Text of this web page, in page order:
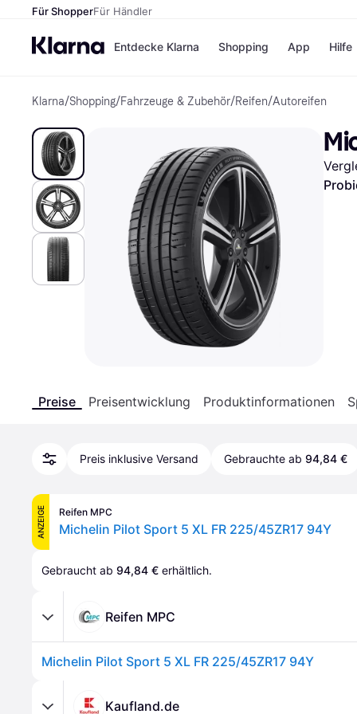
Für ShopperFür Händler
Entdecke Klarna
Zahlungsmethoden
Bezahle in 3
Teilzahlungen
Bezahle in bis zu 30
Tagen
Ratenzahlung
Shopping
Shops
eBay
Temu
SHEIN
App Hilfe
Klarna/Shopping/Fahrzeuge & Zubehör/Reifen/Autoreifen
Preise Preisentwicklung Produktinformationen
Preis inklusive Versand Gebrauchte ab 94,84 €
ANZEIGE Reifen MPC
Michelin Pilot Sport 5 XL FR 225/45ZR17 94Y
Gebraucht ab 94,84 € erhältlich.
Reifen MPC
Michelin Pilot Sport 5 XL FR 225/45ZR17 94Y
Kaufland.de